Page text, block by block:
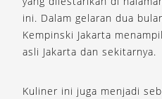
ini. Dalam gelaran dua
Kempinski Jakarta
asli Jakarta dan sekitarnya.
Kuliner ini juga menjadi